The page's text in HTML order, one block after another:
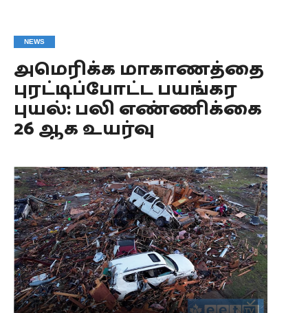
NEWS
அமெரிக்க மாகாணத்தை
புரட்டிப்போட்ட பயங்கர
புயல்: பலி எண்ணிக்கை
26 ஆக உயர்வு